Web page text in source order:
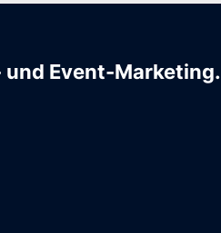
Event-Marketing.